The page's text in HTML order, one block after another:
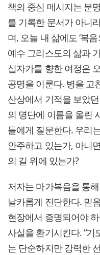
책의 중심 메시지는 분
를 기록한 문서가 아니
며, 오늘 내 삶에도 ‘복
예수 그리스도의 삶과
십자가를 향한 여정은
공명을 이룬다. 병을 고
산상에서 기적을 보았
의 명단에 이름을 올린
들에게 질문한다. 우리
안주하고 있는가, 아니
의 길 위에 있는가?
저자는 마가복음을 통
날카롭게 진단한다. 믿
현장에서 증명되어야
사실을 환기시킨다. “
는 단순하지만 강력한